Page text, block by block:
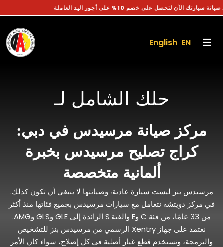
احجز موعد صيانة سيارتك الآن لتحصل على خصم 10% على أجور اليد العاملة
English EN
حلك الشامل لـ
مركز صيانة مرسيدس في دبي:
كراج تصليح مرسيدس بخبرة
ألمانية متخصصة
مرسيدس بنز ليست سيارة عادية، وصيانتها لا ينبغي أن تكون كذلك.
في مركز دويتشه نتعامل مع سيارات مرسيدس بجميع فئاتها منذ أكثر
من 33 عامًا، من فئة C وE والفئة S الرائدة إلى GLE وGLS وAMG.
نعتمد على جهاز Xentry الرسمي من مرسيدس بنز للتشخيص
والبرمجة، ونستخدم قطع غيار أصلية في كل إصلاح، سواء كان الأمر